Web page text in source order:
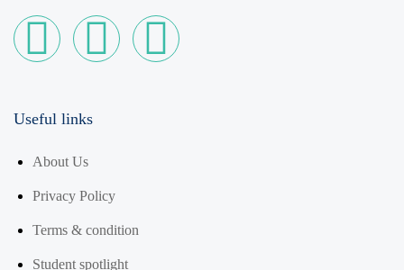
Useful links
About Us
Privacy Policy
Terms & condition
Student spotlight